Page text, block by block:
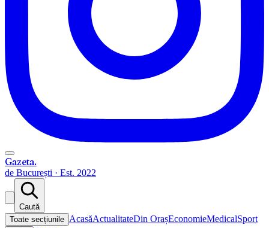
Gazeta.
de București · Est. 2022
Caută
Toate secțiunile AcasăActualitateDin OrașEconomieMedicalSport